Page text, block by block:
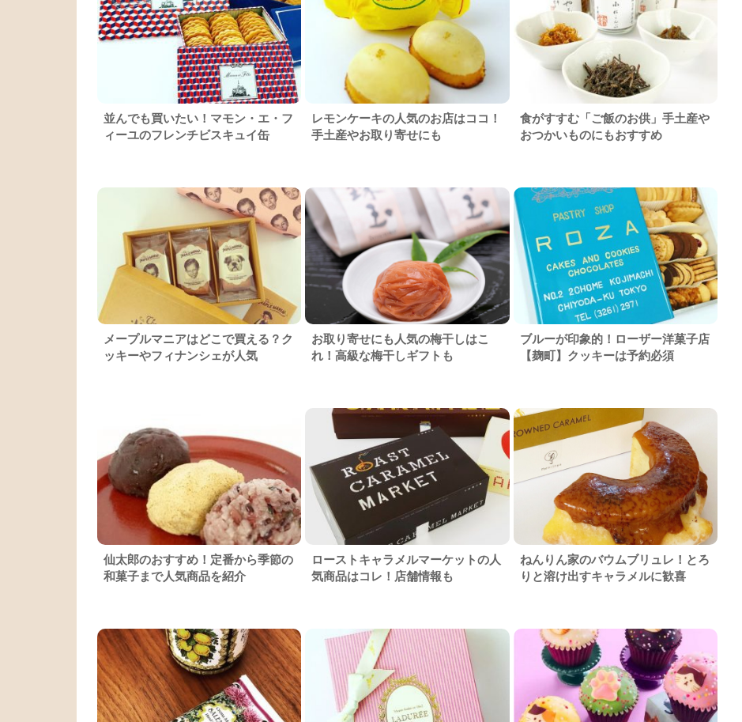
並んでも買いたい！マモン・エ・フ
ィーユのフレンチビスキュイ缶
レモンケーキの人気のお店はココ！
手土産やお取り寄せにも
食がすすむ「ご飯のお供」手土産や
おつかいものにもおすすめ
メープルマニアはどこで買える？ク
ッキーやフィナンシェが人気
お取り寄せにも人気の梅干しはこ
れ！高級な梅干しギフトも
ブルーが印象的！ローザー洋菓子店
【麹町】クッキーは予約必須
仙太郎のおすすめ！定番から季節の
和菓子まで人気商品を紹介
ローストキャラメルマーケットの人
気商品はコレ！店舗情報も
ねんりん家のバウムブリュレ！とろ
りと溶け出すキャラメルに歓喜